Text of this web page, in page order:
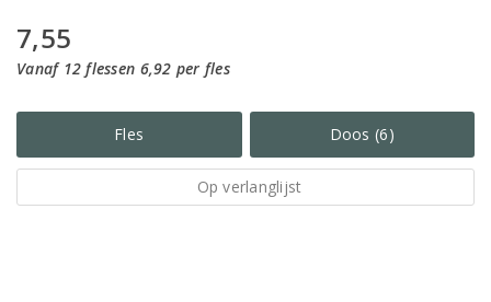
7,55
Vanaf 12 flessen 6,92 per fles
Fles Doos (6)
Op verlanglijst